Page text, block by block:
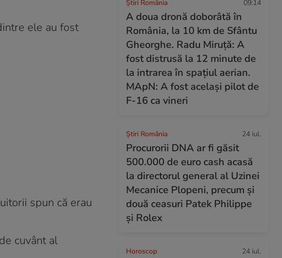
ele au fost
spun că erau
cuvânt al
Știri România 09:14
A doua dronă doborâtă în
România, la 10 km de Sfântu
Gheorghe. Radu Miruță: A
fost distrusă la 12 minute de
la intrarea în spațiul aerian.
MApN: A fost același pilot de
F-16 ca vineri
Știri România 24 iul.
Procurorii DNA ar fi găsit
500.000 de euro cash acasă
la directorul general al Uzinei
Mecanice Plopeni, precum și
două ceasuri Patek Philippe
și Rolex
Horoscop 24 iul.